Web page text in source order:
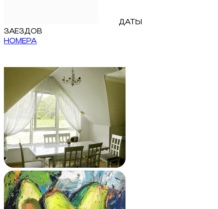
ДАТЫ
ЗАЕЗДОВ
НОМЕРА